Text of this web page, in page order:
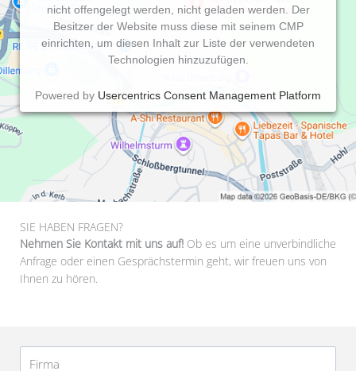
nicht offengelegt werden, nicht geladen werden. Der
Besitzer der Website muss diese mit seinem CMP
einrichten, um diesen Inhalt zur Liste der verwendeten
Technologien hinzuzufügen.
Powered by Usercentrics Consent Management Platform
SIE HABEN FRAGEN?
Nehmen Sie Kontakt mit uns auf! Ob es um eine unverbindliche
Anfrage oder einen Gesprächstermin geht, wir freuen uns von
Ihnen zu hören.